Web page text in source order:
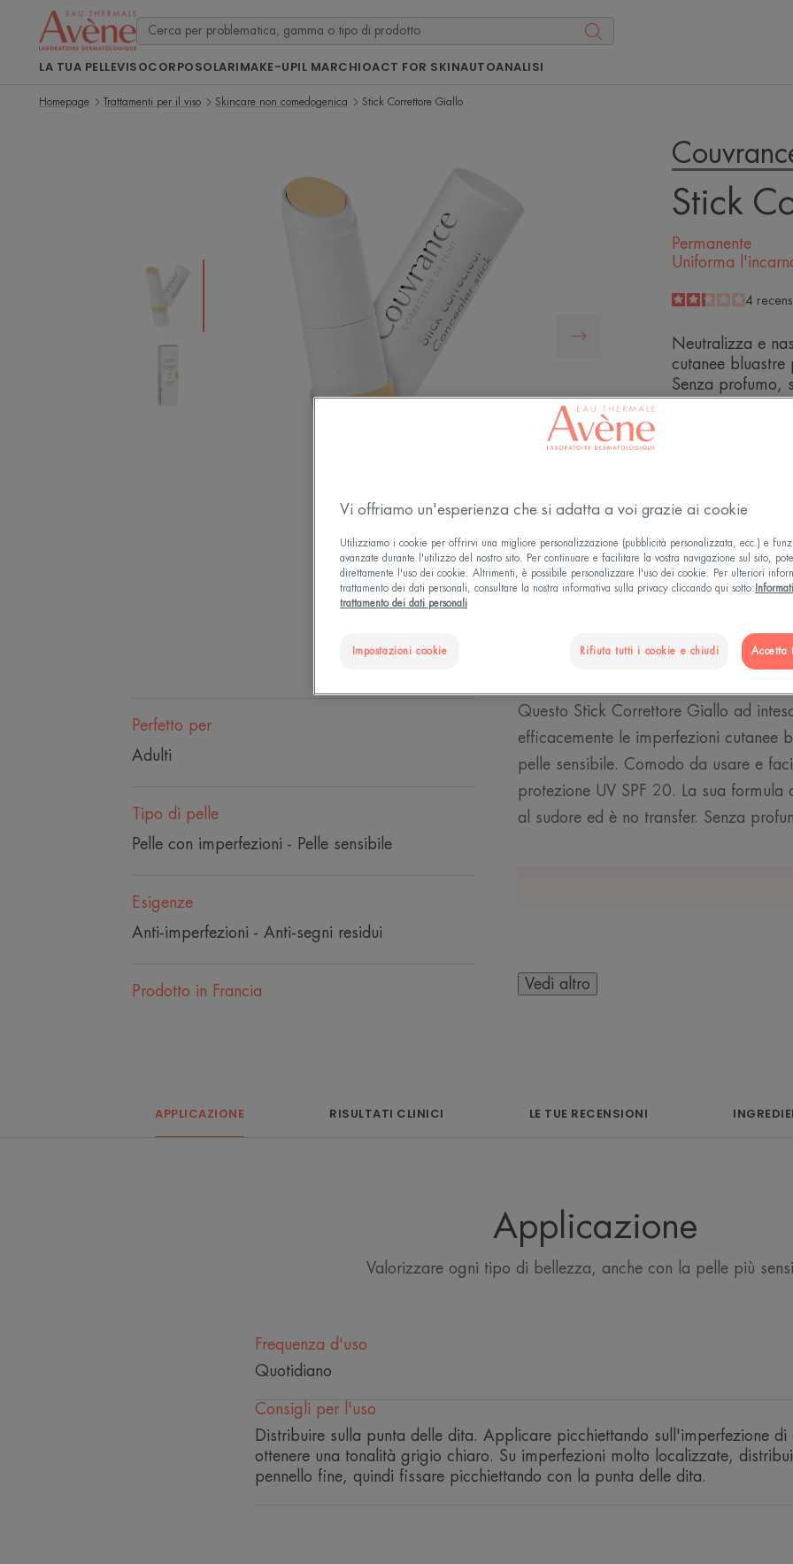
LA TUA PELLEVISOCORPOSOLARIMAKE-UPIL MARCHIOACT FOR SKINAUTOANALISI
Homepage Trattamenti per il viso Skincare non comedogenica Stick Correttore Giallo
Stick
Permanente
Uniforma
2.3
/5
4
Neutralizza e
cutanee bluastre
Senza profumo,
Alta
Protezione UV,
Stick Stick
4gr
Perfetto per
Adulti
Tipo di pelle
Pelle con imperfezioni - Pelle sensibile
Esigenze
Anti-imperfezioni - Anti-segni residui
Prodotto in Francia
Questo Stick Correttore Giallo ad
efficacemente le imperfezioni cutanee
pelle sensibile. Comodo da usare e
protezione UV SPF 20. La sua
al sudore ed è no transfer. Senza
vene
Vantaggio
• ALTA TOLLERABILITÀ e FORTE
no transfer
• FOTOPROTETTORE grazie ai filtri
Vedi altro
APPLICAZIONE RISULTATI CLINICI LE TUE RECENSIONI
Applicazione
Valorizzare ogni tipo di bellezza, anche con la pelle più
Frequenza d'uso
Quotidiano
Consigli per l'uso
Distribuire sulla punta delle dita. Applicare picchiettando sull'imperfezione
ottenere una tonalità grigio chiaro. Su imperfezioni molto localizzate,
pennello fine, quindi fissare picchiettando con la punta delle dita.
Vi offriamo un'esperienza che si adatta a voi grazie ai cookie
Utilizziamo i cookie per offrirvi una migliore personalizzazione (pubblicità personalizzata, ecc.) e
avanzate durante l'utilizzo del nostro sito. Per continuare e facilitare la vostra navigazione sul sito,
direttamente l'uso dei cookie. Altrimenti, è possibile personalizzare l'uso dei cookie. Per ulteriori
trattamento dei dati personali, consultare la nostra informativa sulla privacy cliccando qui sotto:
trattamento dei dati personali
Impostazioni cookie Rifiuta tutti i cookie e chiudi Accetta